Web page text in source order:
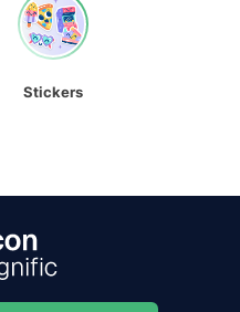
Stickers